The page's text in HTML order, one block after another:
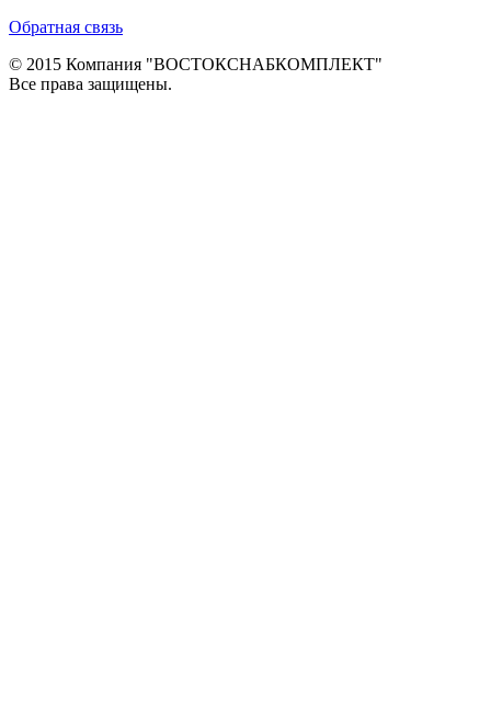
Обратная связь
© 2015 Компания "ВОСТОКСНАБКОМПЛЕКТ"
Все права защищены.